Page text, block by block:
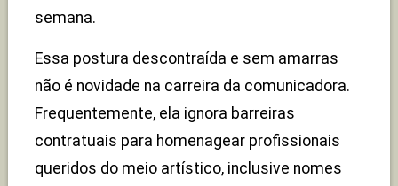
semana.
Essa postura descontraída e sem amarras
não é novidade na carreira da comunicadora.
Frequentemente, ela ignora barreiras
contratuais para homenagear profissionais
queridos do meio artístico, inclusive nomes